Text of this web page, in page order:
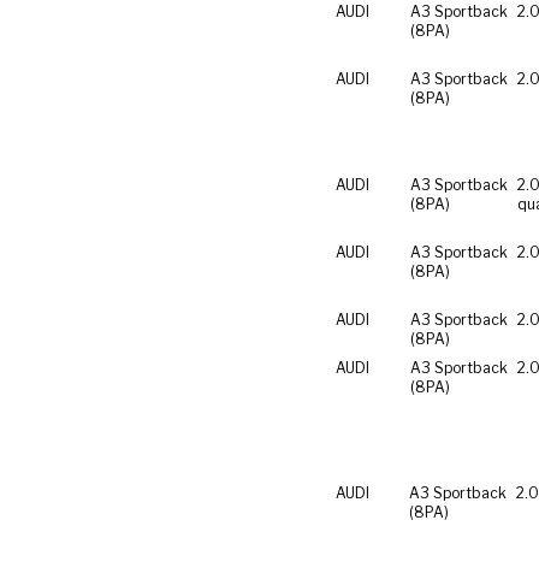
AUDI
A3 Sportback
(8PA)
AUDI
A3 Sportback
(8PA)
AUDI
A3 Sportback
(8PA)
AUDI
A3 Sportback
(8PA)
AUDI
A3 Sportback
(8PA)
AUDI
A3 Sportback
(8PA)
AUDI
A3 Sportback
(8PA)